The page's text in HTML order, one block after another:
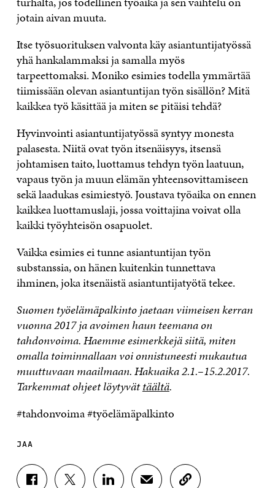
jotain aivan muuta.
Itse työsuorituksen valvonta käy asiantuntijatyössä
yhä hankalammaksi ja samalla myös
tarpeettomaksi. Moniko esimies todella ymmärtää
tiimissään olevan asiantuntijan työn sisällön? Mitä
kaikkea työ käsittää ja miten se pitäisi tehdä?
Hyvinvointi asiantuntijatyössä syntyy monesta
palasesta. Niitä ovat työn itsenäisyys, itsensä
johtamisen taito, luottamus tehdyn työn laatuun,
vapaus työn ja muun elämän yhteensovittamiseen
sekä laadukas esimiestyö. Joustava työaika on ennen
kaikkea luottamuslaji, jossa voittajina voivat olla
kaikki työyhteisön osapuolet.
Vaikka esimies ei tunne asiantuntijan työn
substanssia, on hänen kuitenkin tunnettava
ihminen, joka itsenäistä asiantuntijatyötä tekee.
Suomen työelämäpalkinto jaetaan viimeisen kerran
vuonna 2017 ja avoimen haun teemana on
tahdonvoima. Haemme esimerkkejä siitä, miten
omalla toiminnallaan voi onnistuneesti mukautua
muuttuvaan maailmaan. Hakuaika 2.1.–15.2.2017.
Tarkemmat ohjeet löytyvättäältä.
#tahdonvoima #työelämäpalkinto
JAA
J
J
J
J
K